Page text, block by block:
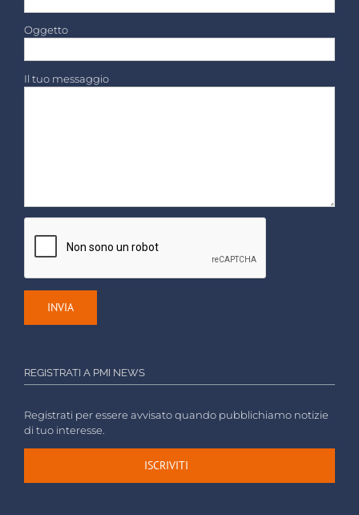
Oggetto
Il tuo messaggio
REGISTRATI A PMI NEWS
Registrati per essere avvisato quando pubblichiamo notizie
di tuo interesse.
ISCRIVITI